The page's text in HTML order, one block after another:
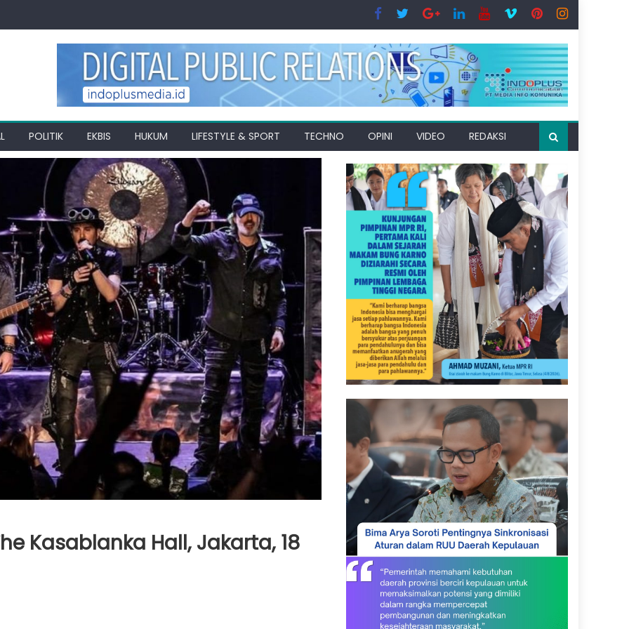
POLITIK EKBIS HUKUM LIFESTYLE & SPORT TECHNO OPINI VIDEO REDAKSI
Kasablanka Hall, Jakarta, 18